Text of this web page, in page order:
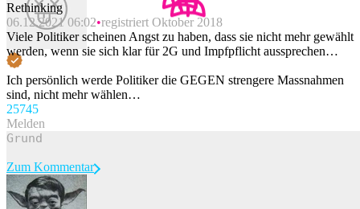
Rethinking
06.12.2021 06:02 registriert Oktober 2018
Viele Politiker scheinen Angst zu haben, dass sie nicht mehr gewählt
werden, wenn sie sich klar für 2G und Impfpflicht aussprechen…
Ich persönlich werde Politiker die GEGEN strengere Massnahmen
sind, nicht mehr wählen…
25745
Melden
Zum Kommentar